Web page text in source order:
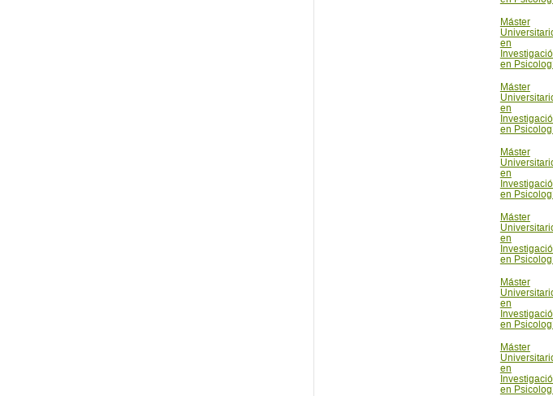
Máster
Universitario
en
Investigación
en
Máster
Universitario
en
Investigación
en
Máster
Universitario
en
Investigación
en
Máster
Universitario
en
Investigación
en
Máster
Universitario
en
Investigación
en
Máster
Universitario
en
Investigación
en